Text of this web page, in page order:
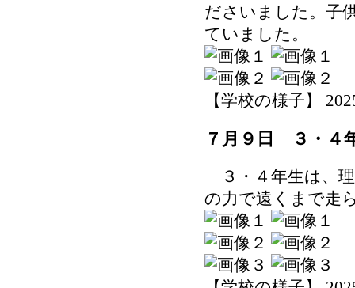
ださいました。子
ていました。
【学校の様子】
７月９日 ３・４
３・４年生は、
の力で遠くまで走